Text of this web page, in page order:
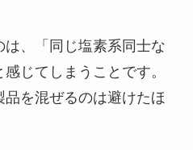
、「同じ塩素系同士な
じてしまうことです。
品を混ぜるのは避けたほ